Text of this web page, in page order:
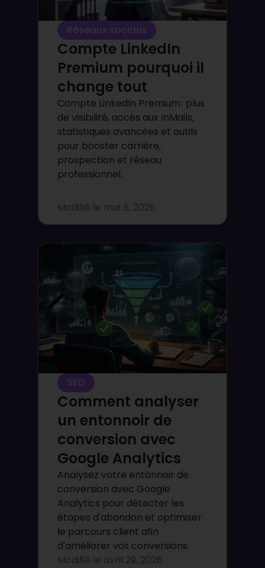
Réseaux sociaux
Compte LinkedIn
Premium pourquoi il
change tout
Compte LinkedIn Premium : plus
de visibilité, accès aux InMails,
statistiques avancées et outils
pour booster carrière,
prospection et réseau
professionnel.
Modifié le mai 5, 2026
SEO
Comment analyser
un entonnoir de
conversion avec
Google Analytics
Analysez votre entonnoir de
conversion avec Google
Analytics pour détecter les
étapes d'abandon et optimiser
le parcours client afin
d'améliorer vos conversions.
Modifié le avril 29, 2026